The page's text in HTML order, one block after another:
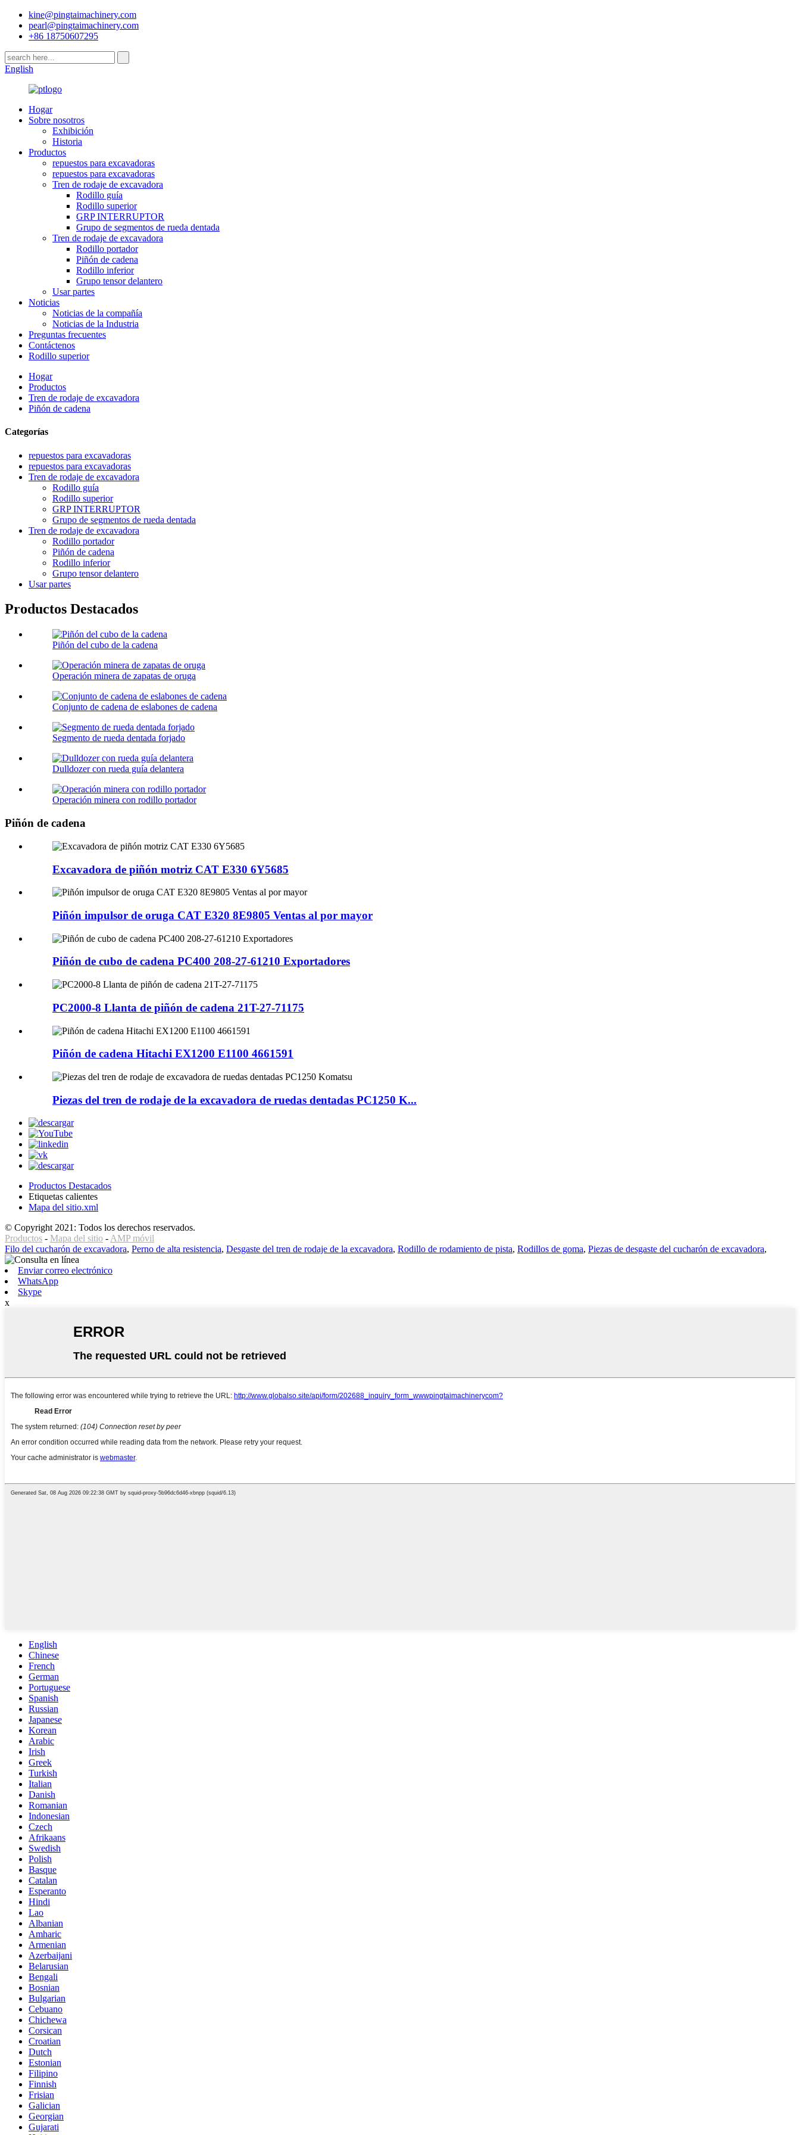
kine@pingtaimachinery.com
pearl@pingtaimachinery.com
+86 18750607295
English
Hogar
Sobre nosotros
Exhibición
Historia
Productos
repuestos para excavadoras
repuestos para excavadoras
Tren de rodaje de excavadora
Rodillo guía
Rodillo superior
GRP INTERRUPTOR
Grupo de segmentos de rueda dentada
Tren de rodaje de excavadora
Rodillo portador
Piñón de cadena
Rodillo inferior
Grupo tensor delantero
Usar partes
Noticias
Noticias de la compañía
Noticias de la Industria
Preguntas frecuentes
Contáctenos
Rodillo superior
Hogar
Productos
Tren de rodaje de excavadora
Piñón de cadena
Categorías
repuestos para excavadoras
repuestos para excavadoras
Tren de rodaje de excavadora
Rodillo guía
Rodillo superior
GRP INTERRUPTOR
Grupo de segmentos de rueda dentada
Tren de rodaje de excavadora
Rodillo portador
Piñón de cadena
Rodillo inferior
Grupo tensor delantero
Usar partes
Productos Destacados
Piñón del cubo de la cadena
Operación minera de zapatas de oruga
Conjunto de cadena de eslabones de cadena
Segmento de rueda dentada forjado
Dulldozer con rueda guía delantera
Operación minera con rodillo portador
Piñón de cadena
Excavadora de piñón motriz CAT E330 6Y5685
Piñón impulsor de oruga CAT E320 8E9805 Ventas al por mayor
Piñón de cubo de cadena PC400 208-27-61210 Exportadores
PC2000-8 Llanta de piñón de cadena 21T-27-71175
Piñón de cadena Hitachi EX1200 E1100 4661591
Piezas del tren de rodaje de la excavadora de ruedas dentadas PC1250 K...
Productos Destacados
Etiquetas calientes
Mapa del sitio.xml
© Copyright 2021: Todos los derechos reservados.
Productos - Mapa del sitio -AMP móvil
Filo del cucharón de excavadora, Perno de alta resistencia, Desgaste del tren de rodaje de la excavadora, Rodillo de rodamiento de pista, Rodillos de goma, Piezas de desgaste del cucharón de excavadora,
Enviar correo electrónico
WhatsApp
Skype
x
English
Chinese
French
German
Portuguese
Spanish
Russian
Japanese
Korean
Arabic
Irish
Greek
Turkish
Italian
Danish
Romanian
Indonesian
Czech
Afrikaans
Swedish
Polish
Basque
Catalan
Esperanto
Hindi
Lao
Albanian
Amharic
Armenian
Azerbaijani
Belarusian
Bengali
Bosnian
Bulgarian
Cebuano
Chichewa
Corsican
Croatian
Dutch
Estonian
Filipino
Finnish
Frisian
Galician
Georgian
Gujarati